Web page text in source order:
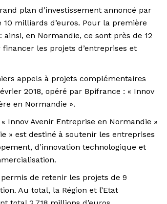
plan d’investissement annoncé par
milliards d’euros. Pour la première
en Normandie, ce sont près de 12
les projets d’entreprises et
appels à projets complémentaires
2018, opéré par Bpifrance : « Innov
en Normandie ».
Innov Avenir Entreprise en Normandie »
» est destiné à soutenir les entreprises
d’innovation technologique et
de retenir les projets de 9
Au total, la Région et l’Etat